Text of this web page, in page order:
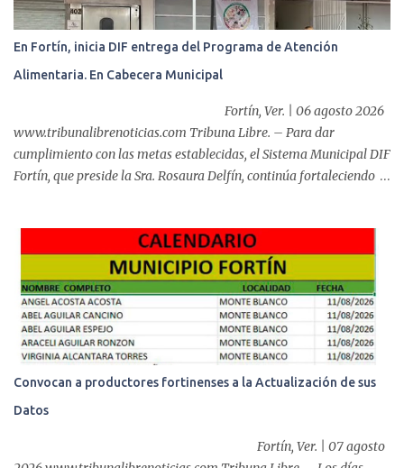
través de la atención de un equipo de profesionales
multidisciplinario: tres endoscopistas, anestesiólogo y personal
auxiliar y de enfermería. En esta semana, se realizó un nuevo caso
de éxito, pues a través de la colocación de un stent metálico
esofágico, una derechohabiente con un tumor en el ...
En Fortín, inicia DIF entrega del Programa de Atención
Alimentaria. En Cabecera Municipal
Fortín, Ver. | 06 agosto 2026
www.tribunalibrenoticias.com Tribuna Libre. – Para dar
cumplimiento con las metas establecidas, el Sistema Municipal DIF
Fortín, que preside la Sra. Rosaura Delfín, continúa fortaleciendo
Días y Primera Infancia” que inició este miércoles en la cabecera
municipal. Se trata de una estrategia que busca contribuir al
desarrollo y la nutrición de niñas, niños y mujeres en esta
importante etapa de vida. Durante la jornada, en la explanada del
Súper Ahorros, el director del organismo asistencial, Lic. Carlos
Adiel Pereda, realizó un recorrido por las sedes de entre...
Convocan a productores fortinenses a la Actualización de sus
Datos
Fortín, Ver. | 07 agosto